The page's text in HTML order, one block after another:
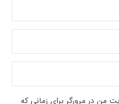
من در مرورگر برای زمانی که